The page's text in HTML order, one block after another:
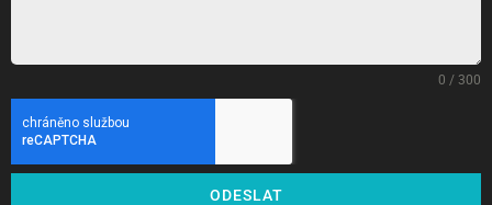
0 / 300
ODESLAT